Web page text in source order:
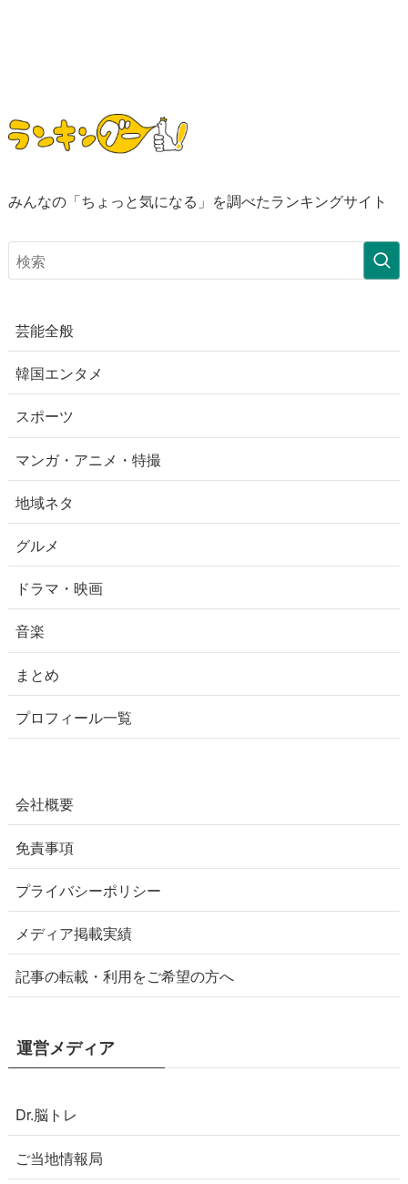
みんなの「ちょっと気になる」を調べたランキングサイト
芸能全般
韓国エンタメ
スポーツ
マンガ・アニメ・特撮
地域ネタ
グルメ
ドラマ・映画
音楽
まとめ
プロフィール一覧
会社概要
免責事項
プライバシーポリシー
メディア掲載実績
記事の転載・利用をご希望の方へ
運営メディア
Dr.脳トレ
ご当地情報局